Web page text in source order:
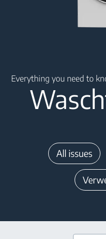
Everything you need to
All issues